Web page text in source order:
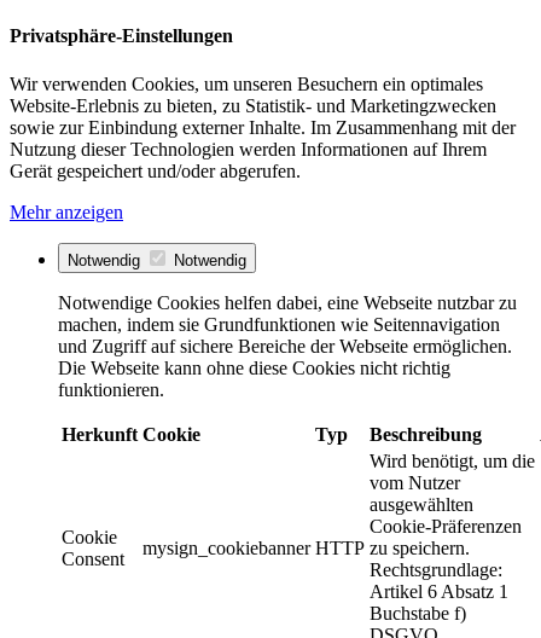
Privatsphäre-Einstellungen
Wir verwenden Cookies, um unseren Besuchern ein optimales
Website-Erlebnis zu bieten, zu Statistik- und Marketingzwecken
sowie zur Einbindung externer Inhalte. Im Zusammenhang mit der
Nutzung dieser Technologien werden Informationen auf Ihrem
Gerät gespeichert und/oder abgerufen.
Mehr anzeigen
Notwendig Notwendig
Notwendige Cookies helfen dabei, eine Webseite nutzbar zu
machen, indem sie Grundfunktionen wie Seitennavigation
und Zugriff auf sichere Bereiche der Webseite ermöglichen.
Die Webseite kann ohne diese Cookies nicht richtig
funktionieren.
Herkunft Cookie Typ Beschreibung
Cookie
Consent
mysign_cookiebanner HTTP
Wird benötigt, um die
vom Nutzer
ausgewählten
Cookie-Präferenzen
zu speichern.
Rechtsgrundlage:
Artikel 6 Absatz 1
Buchstabe f)